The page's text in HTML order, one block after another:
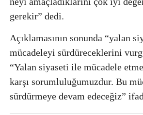
gerekir” dedi.
Açıklamasının sonunda “yalan
mücadeleyi sürdüreceklerini
“Yalan siyaseti ile mücadele
karşı sorumluluğumuzdur. Bu
sürdürmeye devam edeceğiz”